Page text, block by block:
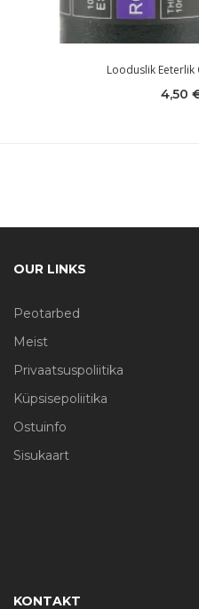
Looduslik Eeterlik
4,50
OUR LINKS
Peotarbed
Meist
Privaatsuspoliitika
Küpsisepoliitika
Ostuinfo
Sisukaart
KONTAKT